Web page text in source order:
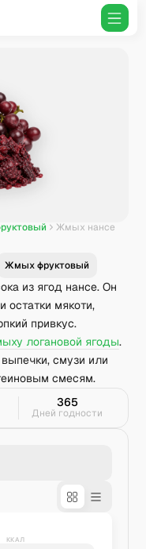
Жмых нансе
Жмых фруктовый
из ягод нансе. Он
остатки мякоти,
привкус.
логановой ягоды.
смузи или
смесям.
365
Дней годности
ККАЛ